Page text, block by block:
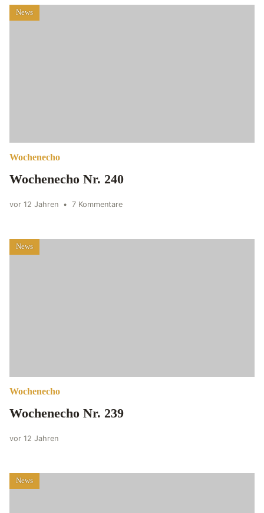
News
Wochenecho
Wochenecho Nr. 240
vor 12 Jahren • 7 Kommentare
News
Wochenecho
Wochenecho Nr. 239
vor 12 Jahren
News